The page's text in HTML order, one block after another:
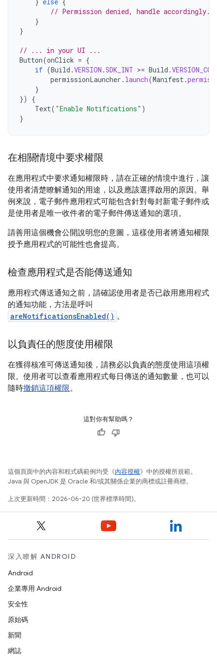
} else {
// Permission denied, handle accordingly.
}
}
// ... in your UI ...
Button(onClick = {
if (Build .VERSION .SDK_INT >= Build .
permissionLauncher . launch(Manifest.
}
})
{
Text( "Enable Notifications" )
}
在相關情境中要求權限
在應用程式中要求通知權限時，請在正確的情境中進行，讓
使用者清楚瞭解通知的用途，以及應該選擇啟用的原因。舉
例來說，電子郵件應用程式可能包含針對每封新電子郵件或
是使用者是唯一收件者的電子郵件傳送通知的選項。
請善用這個機會公開說明您的意圖，這樣使用者將通知權限
授予應用程式的可能性也會提高。
檢查應用程式是否能傳送通知
應用程式傳送通知之前，請確認使用者是否已啟用應用程式
的通知功能，方法是呼叫
areNotificationsEnabled() 。
以負責任的態度使用權限
在獲得核准可傳送通知後，請務必以負責的態度使用這項權
限。使用者可以查看應用程式每日傳送的通知數量，也可以
隨時撤銷這項權限。
這對你有幫助嗎？
這個頁面中的內容和程式碼範例均受《內容授權》中的授權所規範。
Java 與 OpenJDK 是 Oracle 和/或其關係企業的商標或註冊商標。
上次更新時間：2026-06-20 (世界標準時間)。
深入瞭解 ANDROID
Android
企業專用 Android
安全性
原始碼
新聞
網誌